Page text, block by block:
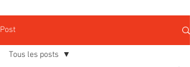
Post
Tous les posts